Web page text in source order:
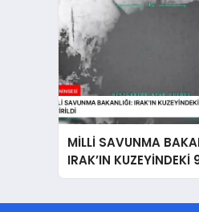
MİLLİ SAVUNMA
IRAK’IN KUZEYİNDEKİ
TERÖRİST ETKİSİZ